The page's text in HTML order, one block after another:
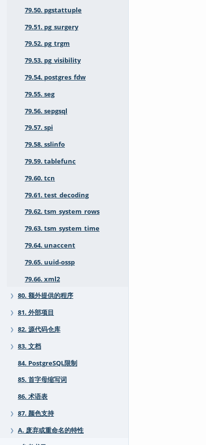
79.50. pgstattuple
79.51. pg_surgery
79.52. pg_trgm
79.53. pg_visibility
79.54. postgres_fdw
79.55. seg
79.56. sepgsql
79.57. spi
79.58. sslinfo
79.59. tablefunc
79.60. tcn
79.61. test_decoding
79.62. tsm_system_rows
79.63. tsm_system_time
79.64. unaccent
79.65. uuid-ossp
79.66. xml2
❯ 80. 额外提供的程序
❯ 81. 外部项目
❯ 82. 源代码仓库
❯
83. 文档
84. PostgreSQL限制
85. 首字母缩写词
86. 术语表
❯ 87. 颜色支持
❯
A. 废弃或重命名的特性